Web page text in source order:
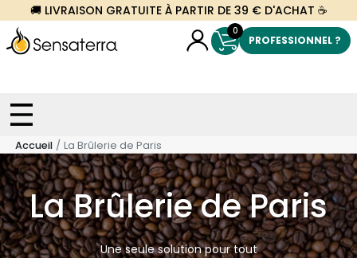
🚚 LIVRAISON GRATUITE À PARTIR DE 39 € D'ACHAT ☕
0
PROFESSIONNEL ?
Accueil La Brûlerie de Paris
La Brûlerie de Paris
Une seule solution pour tout